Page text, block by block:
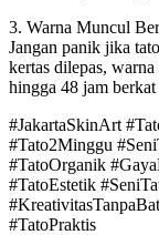
3. Warna Muncul
Jangan panik jika
kertas dilepas,
hingga 48 jam
#JakartaSkinArt
#Tato2Minggu
#TatoOrganik
#TatoEstetik
#TatoPraktis